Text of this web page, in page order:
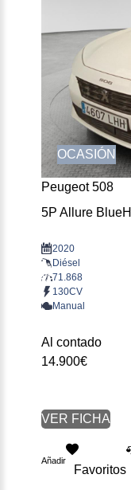
OCASIÓN
Peugeot 508
5P Allure
2020
Diésel
71.868
130CV
Manual
Al contado
14.900€
VER FICHA
Añadir
Favoritos